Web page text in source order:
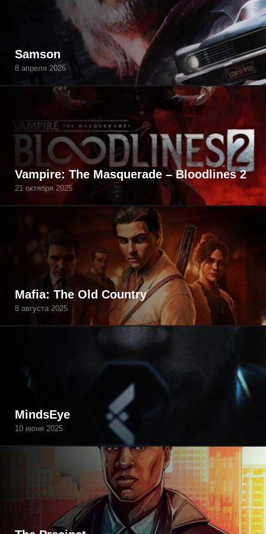
Samson
8 апреля 2026
Vampire: The Masquerade – Bloodlines 2
21 октября 2025
Mafia: The Old Country
8 августа 2025
MindsEye
10 июня 2025